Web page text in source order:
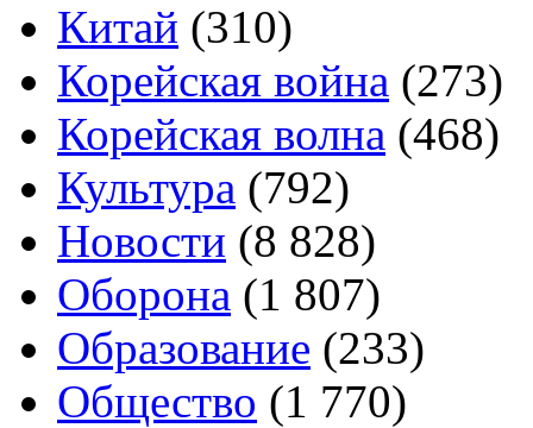
Китай (310)
Корейская война (273)
Корейская волна (468)
Культура (792)
Новости (8 828)
Оборона (1 807)
Образование (233)
Общество (1 770)